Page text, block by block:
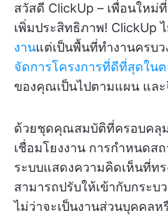
สวัสดี ClickUp – เพื่อนให
เพิ่มประสิทธิภาพ! ClickUp
งานแต่เป็นพื้นที่ทำงานครบ
จัดการโครงการที่ดีที่สุดใน
ของคุณเป็นไปตามแผน แล
ด้วยชุดคุณสมบัติที่ครอบคลุม
เชื่อมโยงงาน การกำหนดส
ระบบแสดงความคิดเห็นที่ท
สามารถปรับให้เข้ากับกระ
ไม่ว่าจะเป็นงานส่วนบุคคลห